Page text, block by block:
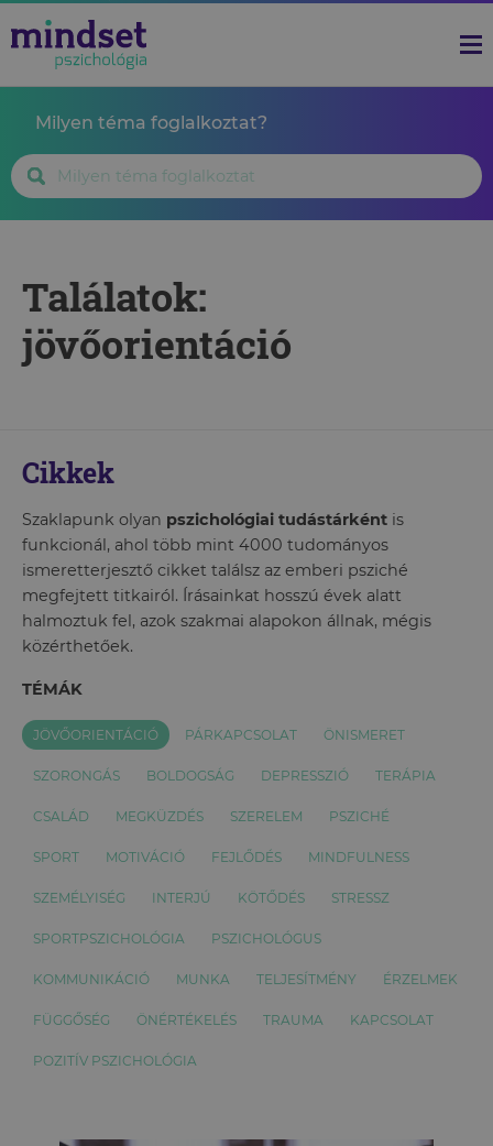
Milyen téma foglalkoztat?
Találatok:
jövőorientáció
Cikkek
Szaklapunk olyan pszichológiai tudástárként is
funkcionál, ahol több mint 4000 tudományos
ismeretterjesztő cikket találsz az emberi psziché
megfejtett titkairól. Írásainkat hosszú évek alatt
halmoztuk fel, azok szakmai alapokon állnak, mégis
közérthetőek.
TÉMÁK
JÖVŐORIENTÁCIÓ PÁRKAPCSOLAT ÖNISMERET
SZORONGÁS BOLDOGSÁG DEPRESSZIÓ TERÁPIA
CSALÁD MEGKÜZDÉS SZERELEM PSZICHÉ
SPORT MOTIVÁCIÓ FEJLŐDÉS MINDFULNESS
SZEMÉLYISÉG INTERJÚ KÖTŐDÉS STRESSZ
SPORTPSZICHOLÓGIA PSZICHOLÓGUS
KOMMUNIKÁCIÓ MUNKA TELJESÍTMÉNY ÉRZELMEK
FÜGGŐSÉG ÖNÉRTÉKELÉS TRAUMA KAPCSOLAT
POZITÍV PSZICHOLÓGIA